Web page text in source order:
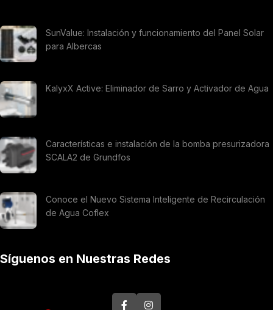
SunValue: Instalación y funcionamiento del Panel Solar
para Albercas
KalyxX Active: Eliminador de Sarro y Activador de Agua
Características e instalación de la bomba presurizadora
SCALA2 de Grundfos
Conoce el Nuevo Sistema Inteligente de Recirculación
de Agua Coflex
Síguenos en Nuestras Redes